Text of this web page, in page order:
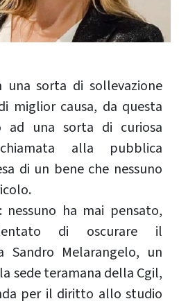
una sorta di sollevazione
miglior causa, da questa
ad una sorta di curiosa
alla pubblica
di un bene che nessuno
nessuno ha mai pensato,
di oscurare il
Sandro Melarangelo, un
sede teramana della Cgil,
per il diritto allo studio